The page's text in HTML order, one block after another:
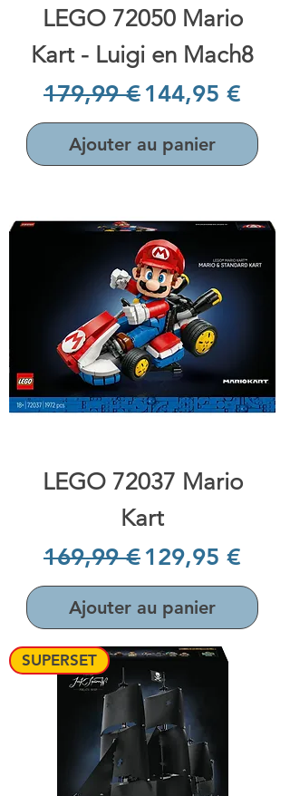
LEGO 72050 Mario
Kart - Luigi en Mach8
Prix original
179,99 €Prix
144,95 €
Ajouter au panier
LEGO 72037 Mario
Kart
Prix original
169,99 €Prix
129,95 €
Ajouter au panier
SUPERSET